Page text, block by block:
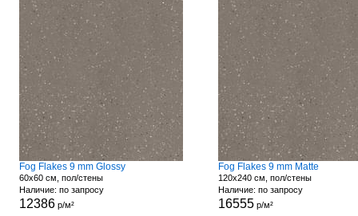
Fog Flakes 9 mm Glossy
60x60 см, пол/стены
Наличие: по запросу
12386р/м²
Fog Flakes 9 mm Matte
120x240 см, пол/стены
Наличие: по запросу
16555р/м²